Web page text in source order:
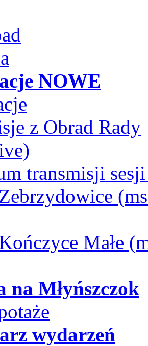
NOWE
z Obrad Rady
transmisji
Małe
na Młyńszczok
wydarzeń